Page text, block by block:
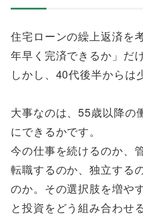
住宅ローンの繰上返済を
年早く完済できるか」だ
しかし、40代後半からは
大事なのは、55歳以降の
にできるかです。
今の仕事を続けるのか、
転職するのか、独立する
のか。その選択肢を増や
と投資をどう組み合わせ